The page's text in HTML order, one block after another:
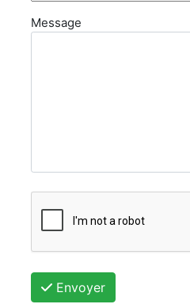
Message
Envoyer